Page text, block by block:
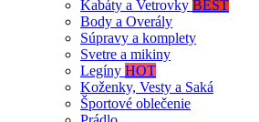
Kabáty a Vetrovky BEST
Body a Overály
Súpravy a komplety
Svetre a mikiny
Legíny HOT
Koženky, Vesty a Saká
Športové oblečenie